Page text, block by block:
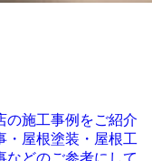
の施工事例をご紹介
・屋根塗装・屋根工